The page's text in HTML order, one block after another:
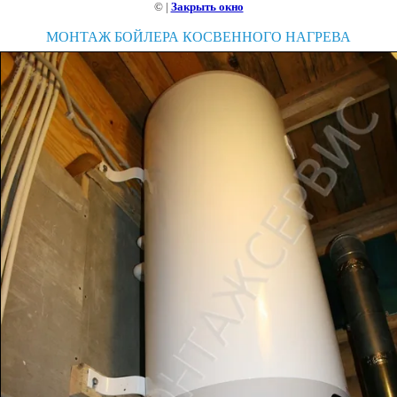
© | Закрыть окно
МОНТАЖ БОЙЛЕРА КОСВЕННОГО НАГРЕВА